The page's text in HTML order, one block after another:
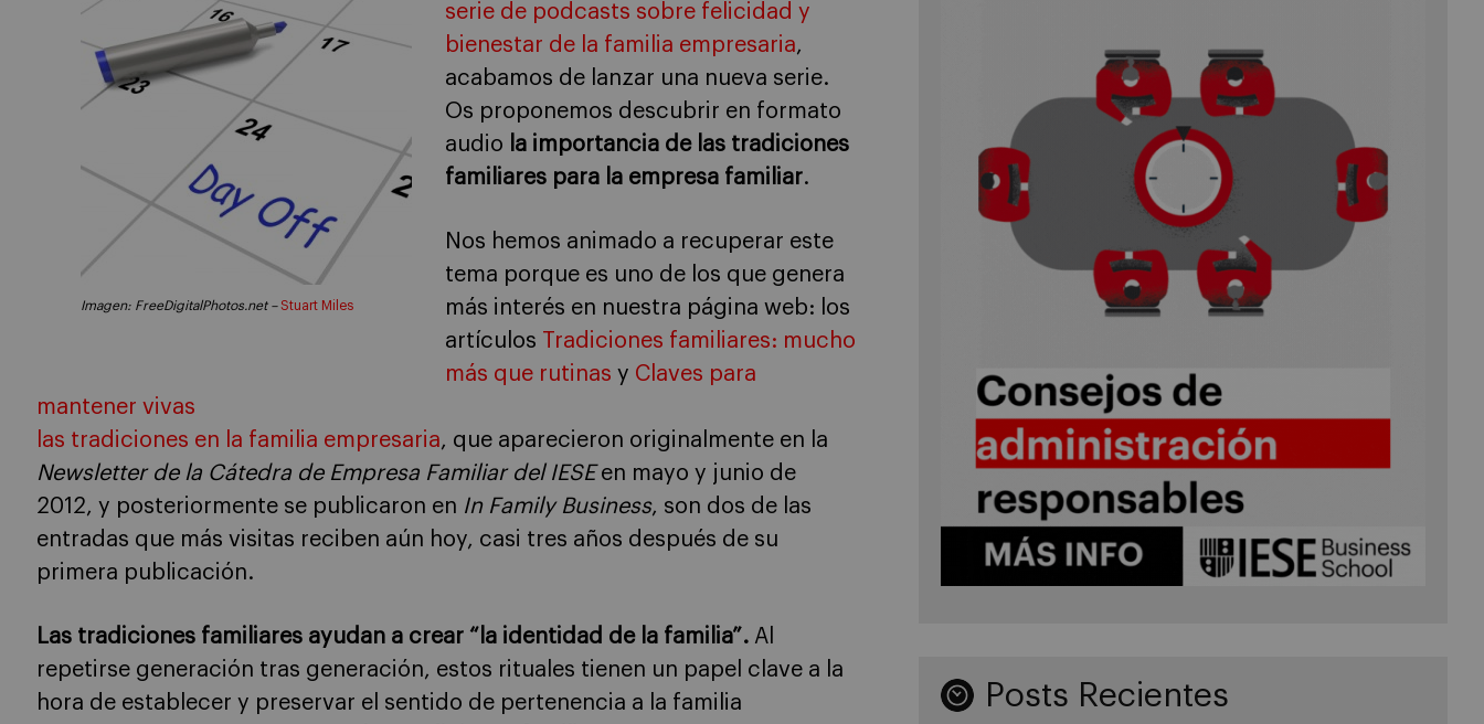
Imagen: FreeDigitalPhotos.net – Stuart Miles
serie de podcasts sobre felicidad y
bienestar de la familia empresaria,
acabamos de lanzar una nueva serie.
Os proponemos descubrir en formato
audio la importancia de las tradiciones
familiares para la empresa familiar.
Nos hemos animado a recuperar este
tema porque es uno de los que genera
más interés en nuestra página web: los
artículos
Tradiciones familiares: mucho
más que rutinas y Claves para
mantener vivas
las tradiciones en la familia empresaria, que aparecieron originalmente en la
Newsletter de la Cátedra de Empresa Familiar del IESE en mayo y junio de
2012, y posteriormente se publicaron en In Family Business, son dos de las
entradas que más visitas reciben aún hoy, casi tres años después de su
primera publicación.
Las tradiciones familiares ayudan a crear “la identidad de la familia”. Al
repetirse generación tras generación, estos rituales tienen un papel clave a la
hora de establecer y preservar el sentido de pertenencia a la familia
Posts Recientes